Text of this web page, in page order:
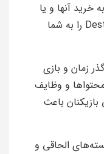
خرید آنها و یا
اشتراک در نسخه توضعف‌های Destiny 2 را به شما
زمان و بازی
و وظایف
باعث
الحاقی و